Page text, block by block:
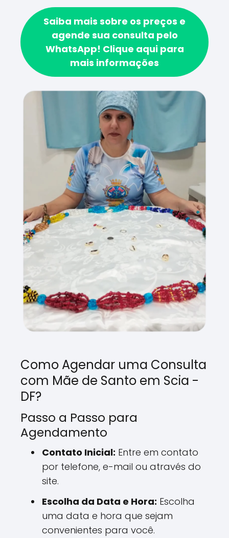
Saiba mais sobre os preços e
agende sua consulta pelo
WhatsApp! Clique aqui para
mais informações
Como Agendar uma Consulta
com Mãe de Santo em Scia -
DF?
Passo a Passo para
Agendamento
Contato Inicial: Entre em contato
por telefone, e-mail ou através do
site.
Escolha da Data e Hora: Escolha
uma data e hora que sejam
convenientes para você.